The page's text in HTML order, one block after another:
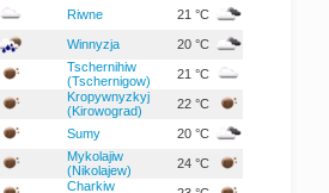
Riwne 21 °C
Winnyzja 20 °C
Tschernihiw
(Tschernigow)
21 °C
Kropywnyzkyj
(Kirowograd)
22 °C
Sumy 20 °C
Mykolajiw
(Nikolajew)
24 °C
Charkiw